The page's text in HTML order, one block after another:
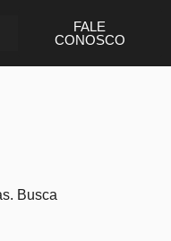
FALE
CONOSCO
Busca